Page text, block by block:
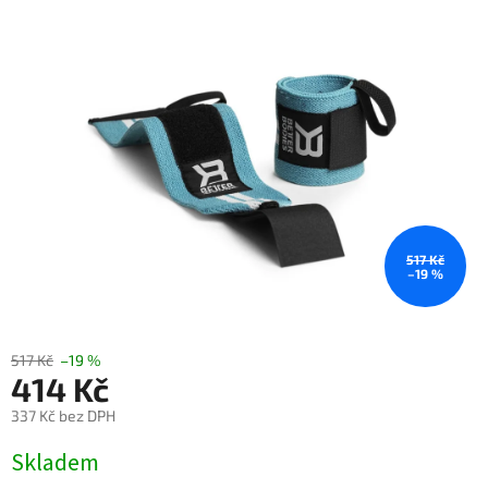
517 Kč
–19 %
517 Kč –19 %
414 Kč
337 Kč bez DPH
cena:
Skladem